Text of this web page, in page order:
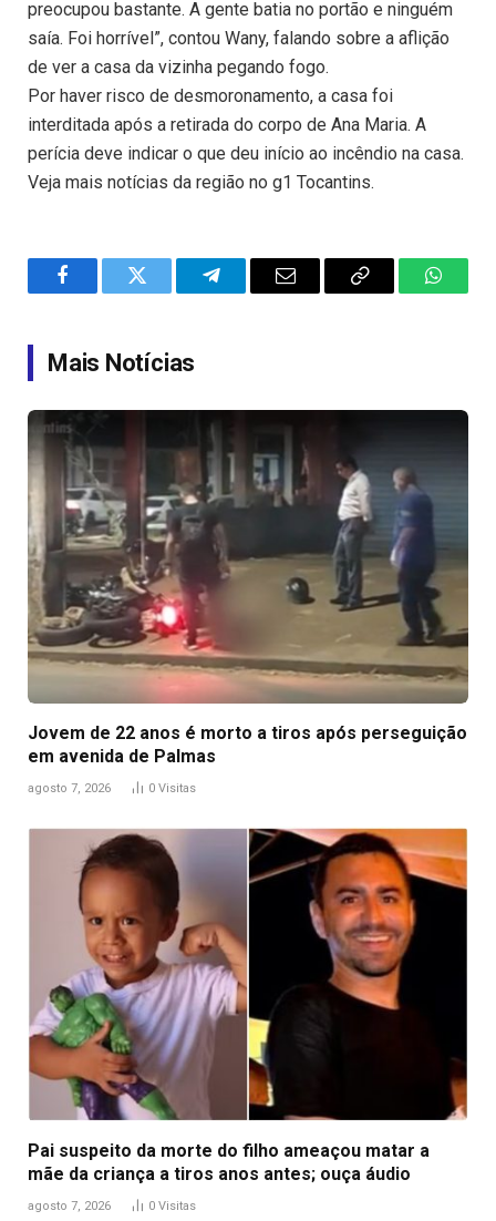
preocupou bastante. A gente batia no portão e ninguém
saía. Foi horrível”, contou Wany, falando sobre a aflição
de ver a casa da vizinha pegando fogo.
Por haver risco de desmoronamento, a casa foi
interditada após a retirada do corpo de Ana Maria. A
perícia deve indicar o que deu início ao incêndio na casa.
Veja mais notícias da região no g1 Tocantins.
FacebookTwitter TelegramEmail
Copy
Mais Notícias
Jovem de 22 anos é morto a tiros após perseguição
em avenida de Palmas
agosto 7, 2026 0 Visitas
Pai suspeito da morte do filho ameaçou matar a
mãe da criança a tiros anos antes; ouça áudio
agosto 7, 2026 0 Visitas